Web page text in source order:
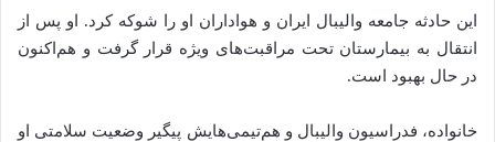
این حادثه جامعه والیبال ایران و هواداران او را شوکه کرد. او پس از
انتقال به بیمارستان تحت مراقبت‌های ویژه قرار گرفت و هم‌اکنون
در حال بهبود است.
خانواده، فدراسیون والیبال و هم‌تیمی‌هایش پیگیر وضعیت سلامتی او